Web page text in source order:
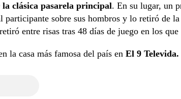
clásica pasarela principal. En su lugar, un
sobre sus hombros y lo retiró de
entre risas tras 48 días de juego en los
la casa más famosa del país en El 9 Televida.